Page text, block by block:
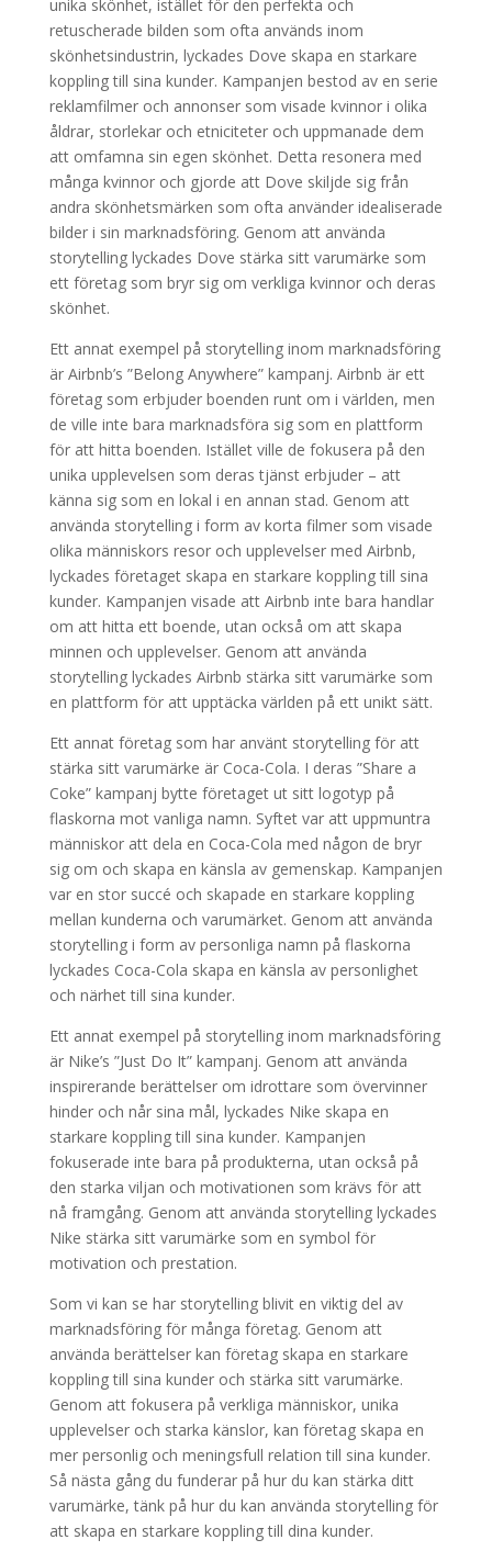
unika skönhet, istället för den perfekta och
retuscherade bilden som ofta används inom
skönhetsindustrin, lyckades Dove skapa en starkare
koppling till sina kunder. Kampanjen bestod av en serie
reklamfilmer och annonser som visade kvinnor i olika
åldrar, storlekar och etniciteter och uppmanade dem
att omfamna sin egen skönhet. Detta resonera med
många kvinnor och gjorde att Dove skiljde sig från
andra skönhetsmärken som ofta använder idealiserade
bilder i sin marknadsföring. Genom att använda
storytelling lyckades Dove stärka sitt varumärke som
ett företag som bryr sig om verkliga kvinnor och deras
skönhet.
Ett annat exempel på storytelling inom marknadsföring
är Airbnb’s ”Belong Anywhere” kampanj. Airbnb är ett
företag som erbjuder boenden runt om i världen, men
de ville inte bara marknadsföra sig som en plattform
för att hitta boenden. Istället ville de fokusera på den
unika upplevelsen som deras tjänst erbjuder – att
känna sig som en lokal i en annan stad. Genom att
använda storytelling i form av korta filmer som visade
olika människors resor och upplevelser med Airbnb,
lyckades företaget skapa en starkare koppling till sina
kunder. Kampanjen visade att Airbnb inte bara handlar
om att hitta ett boende, utan också om att skapa
minnen och upplevelser. Genom att använda
storytelling lyckades Airbnb stärka sitt varumärke som
en plattform för att upptäcka världen på ett unikt sätt.
Ett annat företag som har använt storytelling för att
stärka sitt varumärke är Coca-Cola. I deras ”Share a
Coke” kampanj bytte företaget ut sitt logotyp på
flaskorna mot vanliga namn. Syftet var att uppmuntra
människor att dela en Coca-Cola med någon de bryr
sig om och skapa en känsla av gemenskap. Kampanjen
var en stor succé och skapade en starkare koppling
mellan kunderna och varumärket. Genom att använda
storytelling i form av personliga namn på flaskorna
lyckades Coca-Cola skapa en känsla av personlighet
och närhet till sina kunder.
Ett annat exempel på storytelling inom marknadsföring
är Nike’s ”Just Do It” kampanj. Genom att använda
inspirerande berättelser om idrottare som övervinner
hinder och når sina mål, lyckades Nike skapa en
starkare koppling till sina kunder. Kampanjen
fokuserade inte bara på produkterna, utan också på
den starka viljan och motivationen som krävs för att
nå framgång. Genom att använda storytelling lyckades
Nike stärka sitt varumärke som en symbol för
motivation och prestation.
Som vi kan se har storytelling blivit en viktig del av
marknadsföring för många företag. Genom att
använda berättelser kan företag skapa en starkare
koppling till sina kunder och stärka sitt varumärke.
Genom att fokusera på verkliga människor, unika
upplevelser och starka känslor, kan företag skapa en
mer personlig och meningsfull relation till sina kunder.
Så nästa gång du funderar på hur du kan stärka ditt
varumärke, tänk på hur du kan använda storytelling för
att skapa en starkare koppling till dina kunder.